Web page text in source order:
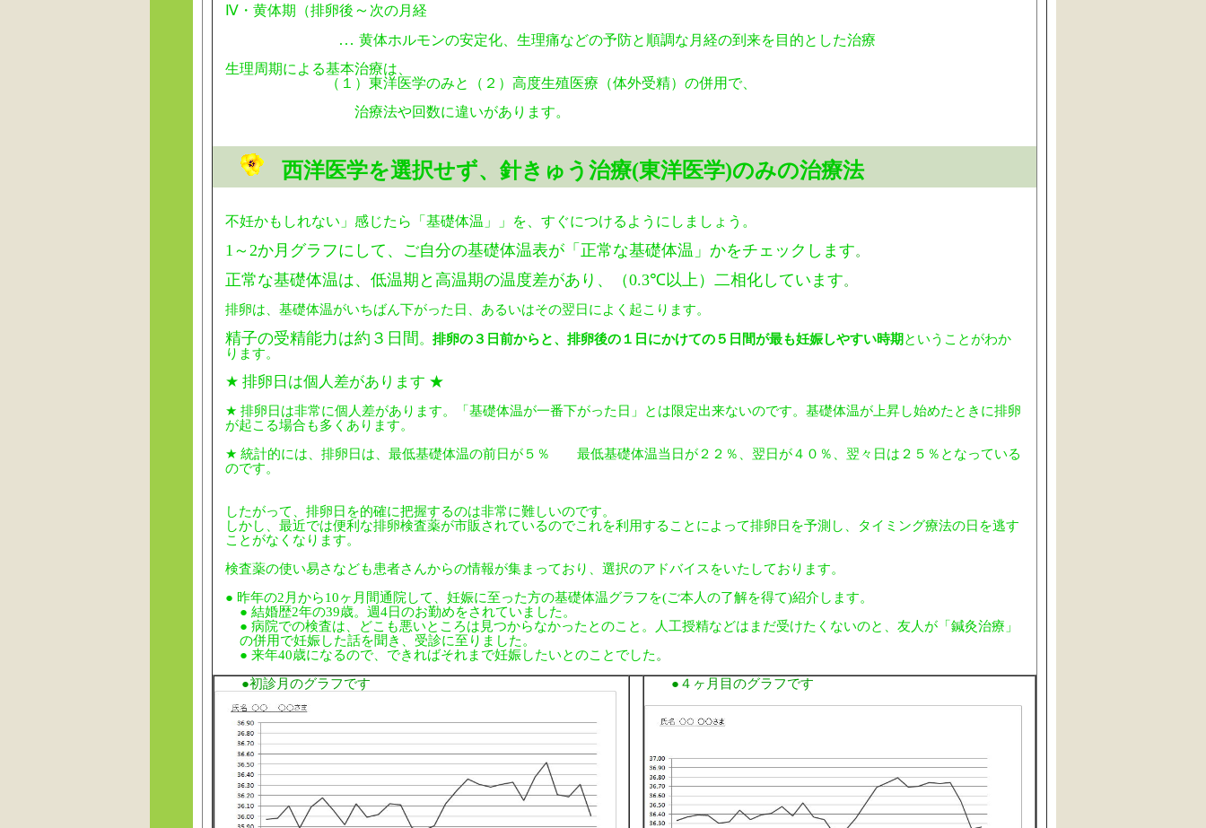
Ⅳ・黄体期（排卵後 ～ 次の月経
… 黄体ホルモンの安定化、生理痛などの予防と順調な月経の到来を目的とした治療
生理周期による基本治療は、
（１）東洋医学のみと（２）高度生殖医療（体外受精）の併用で、
治療法や回数に違いがあります。
西洋医学を選択せず、針きゅう治療(東洋医学)のみの治療法
不妊かもしれない」感じたら「基礎体温」」を、すぐにつけるようにしましょう。
1～2か月グラフにして、ご自分の基礎体温表が「正常な基礎体温」かをチェックします。
正常な基礎体温は、低温期と高温期の温度差があり、（0.3℃以上）二相化しています。
排卵は、基礎体温がいちばん下がった日、あるいはその翌日によく起こります。
精子の受精能力は約３日間 。 排卵の３日前からと、排卵後の１日にかけての５日間が最も妊娠しやすい時期 ということがわか
ります。
★ 排卵日は個人差があります ★
★ 排卵日は非常に個人差があります。「基礎体温が一番下がった日」とは限定出来ないのです。基礎体温が上昇し始めたときに排卵
が起こる場合も多くあります。
★ 統計的には、排卵日は、最低基礎体温の前日が５％ 最低基礎体温当日が２２％、翌日が４０％、翌々日は２５％となっている
のです。
したがって、排卵日を的確に把握するのは非常に難しいのです。
しかし、最近では便利な排卵検査薬が市販されているのでこれを利用することによって排卵日を予測し、タイミング療法の日を逃す
ことがなくなります。
検査薬の使い易さなども患者さんからの情報が集まっており、選択のアドバイスをいたしております。
● 昨年の2月から10ヶ月間通院して、妊娠に至った方の基礎体温グラフを(ご本人の了解を得て)紹介します。
● 結婚歴2年の39歳。週4日のお勤めをされていました。
● 病院での検査は、どこも悪いところは見つからなかったとのこと。人工授精などはまだ受けたくないのと、友人が「鍼灸治療」
の併用で妊娠した話を聞き、受診に至りました。
● 来年40歳になるので、できればそれまで妊娠したいとのことでした 。
●初診月のグラフです
●４ヶ月目のグラフです